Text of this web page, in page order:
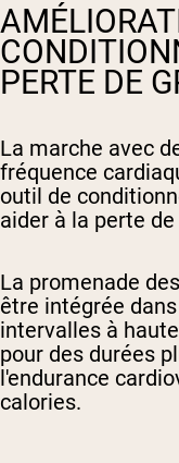
PERTE DE
La marche avec
fréquence
outil de
aider à la perte
La promenade
être intégrée
intervalles à
pour des durées
l'endurance
calories.